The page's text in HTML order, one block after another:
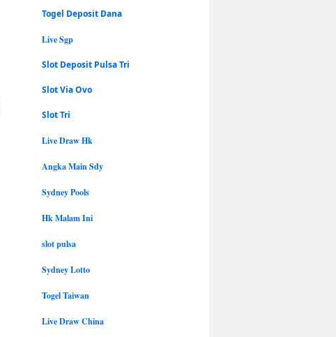
Togel Deposit Dana
Live Sgp
Slot Deposit Pulsa Tri
Slot Via Ovo
Slot Tri
Live Draw Hk
Angka Main Sdy
Sydney Pools
Hk Malam Ini
slot pulsa
Sydney Lotto
Togel Taiwan
Live Draw China